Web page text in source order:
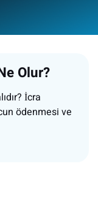
Olur?
İcra
ödenmesi ve